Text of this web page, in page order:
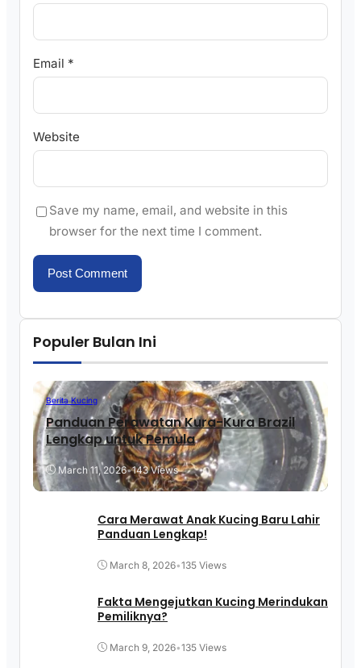
Email *
Website
Save my name, email, and website in this
browser for the next time I comment.
Populer Bulan Ini
Berita Kucing
Panduan Perawatan Kura-Kura Brazil
Lengkap untuk Pemula
March 11, 2026•143 Views
Cara Merawat Anak Kucing Baru Lahir
Panduan Lengkap!
March 8, 2026•135 Views
Fakta Mengejutkan Kucing Merindukan
Pemiliknya?
March 9, 2026•135 Views